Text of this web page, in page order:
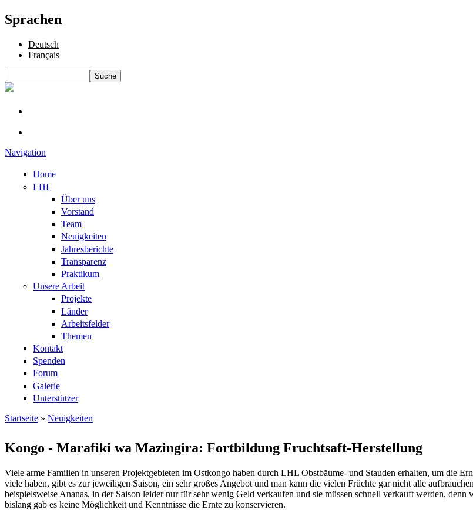
Sprachen
Deutsch
Français
Suchformular
Navigation
Home
LHL
Über uns
Vorstand
Team
Neuigkeiten
Jahresberichte
Transparenz
Praktikum
Unsere Arbeit
Projekte
Länder
Arbeitsfelder
Themen
Kontakt
Spenden
Forum
Galerie
Unterstützer
Startseite » Neuigkeiten
Kongo - Marafiki wa Mazingira: Fortbildung Fruchtsaft-Herstellung
Viele arme Familien in unseren Projektgebieten im Ostkongo haben durch LHL Obstbäume- und Stauden erhalten, um die
viele haben, gibt es zur jeweiligen Saison, ein sehr großes Angebot und man kann die vielen Früchte gar nicht alle
beispielsweise Ananas, in der Saison leider nur für sehr wenig Geld verkaufen und sie müssen schnell verkauft werden, denn
bislang gab es keine Möglichkeit und Kenntnisse die Ernte zu konservieren.